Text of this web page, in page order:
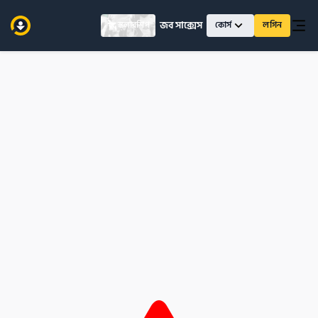
স্কলারশিপ জব সাক্সেস কোর্স লগিন